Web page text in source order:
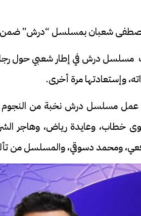
شعبان بمسلسل “درش” ضمن
مسلسل درش في إطار شعبي حول رجل
وإستعادتها مرة أخرى.
مسلسل درش نخبة من النجوم
خطاب، وعايدة رياض، وهاجر
ومحمد دسوقي، والمسلسل من